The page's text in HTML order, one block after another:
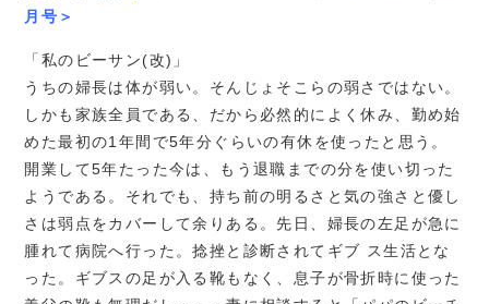
月号＞
「私のビーサン(改)」
うちの婦長は体が弱い。そんじょそこらの弱さではない。
しかも家族全員である、だから必然的によく休み、勤め始
めた最初の1年間で5年分ぐらいの有休を使ったと思う。
開業して5年たった今は、もう退職までの分を使い切った
ようである。それでも、持ち前の明るさと気の強さと優し
さは弱点をカバーして余りある。先日、婦長の左足が急に
腫れて病院へ行った。捻挫と診断されてギブ ス生活とな
った。ギブスの足が入る靴もなく、息子が骨折時に使った